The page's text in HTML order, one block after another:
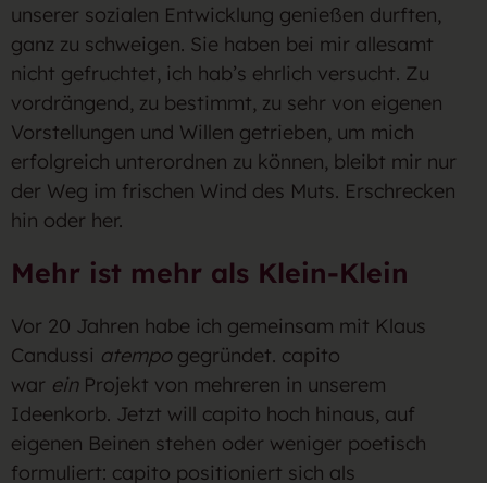
unserer sozialen Entwicklung genießen durften,
ganz zu schweigen. Sie haben bei mir allesamt
nicht gefruchtet, ich hab’s ehrlich versucht. Zu
vordrängend, zu bestimmt, zu sehr von eigenen
Vorstellungen und Willen getrieben, um mich
erfolgreich unterordnen zu können, bleibt mir nur
der Weg im frischen Wind des Muts. Erschrecken
hin oder her.
Mehr ist mehr als Klein-Klein
Vor 20 Jahren habe ich gemeinsam mit Klaus
Candussi atempogegründet. capito
war einProjekt von mehreren in unserem
Ideenkorb. Jetzt will capito hoch hinaus, auf
eigenen Beinen stehen oder weniger poetisch
formuliert: capito positioniert sich als